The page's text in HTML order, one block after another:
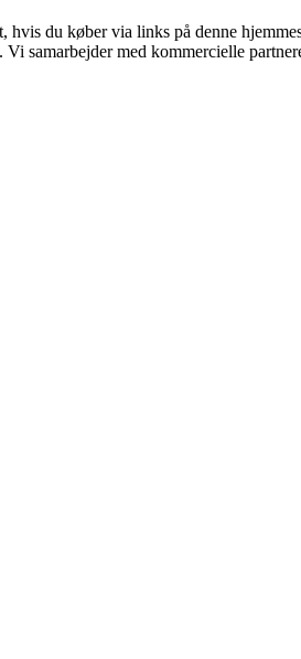
du køber via links på denne
samarbejder med kommercielle